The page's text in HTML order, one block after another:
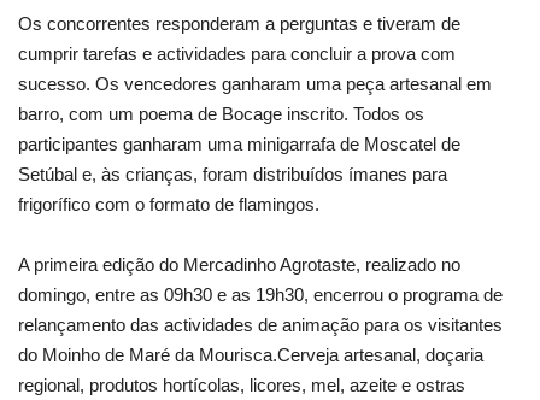
Os concorrentes responderam a perguntas e tiveram de
cumprir tarefas e actividades para concluir a prova com
sucesso. Os vencedores ganharam uma peça artesanal em
barro, com um poema de Bocage inscrito. Todos os
participantes ganharam uma minigarrafa de Moscatel de
Setúbal e, às crianças, foram distribuídos ímanes para
frigorífico com o formato de flamingos.
A primeira edição do Mercadinho Agrotaste, realizado no
domingo, entre as 09h30 e as 19h30, encerrou o programa de
relançamento das actividades de animação para os visitantes
do Moinho de Maré da Mourisca.Cerveja artesanal, doçaria
regional, produtos hortícolas, licores, mel, azeite e ostras